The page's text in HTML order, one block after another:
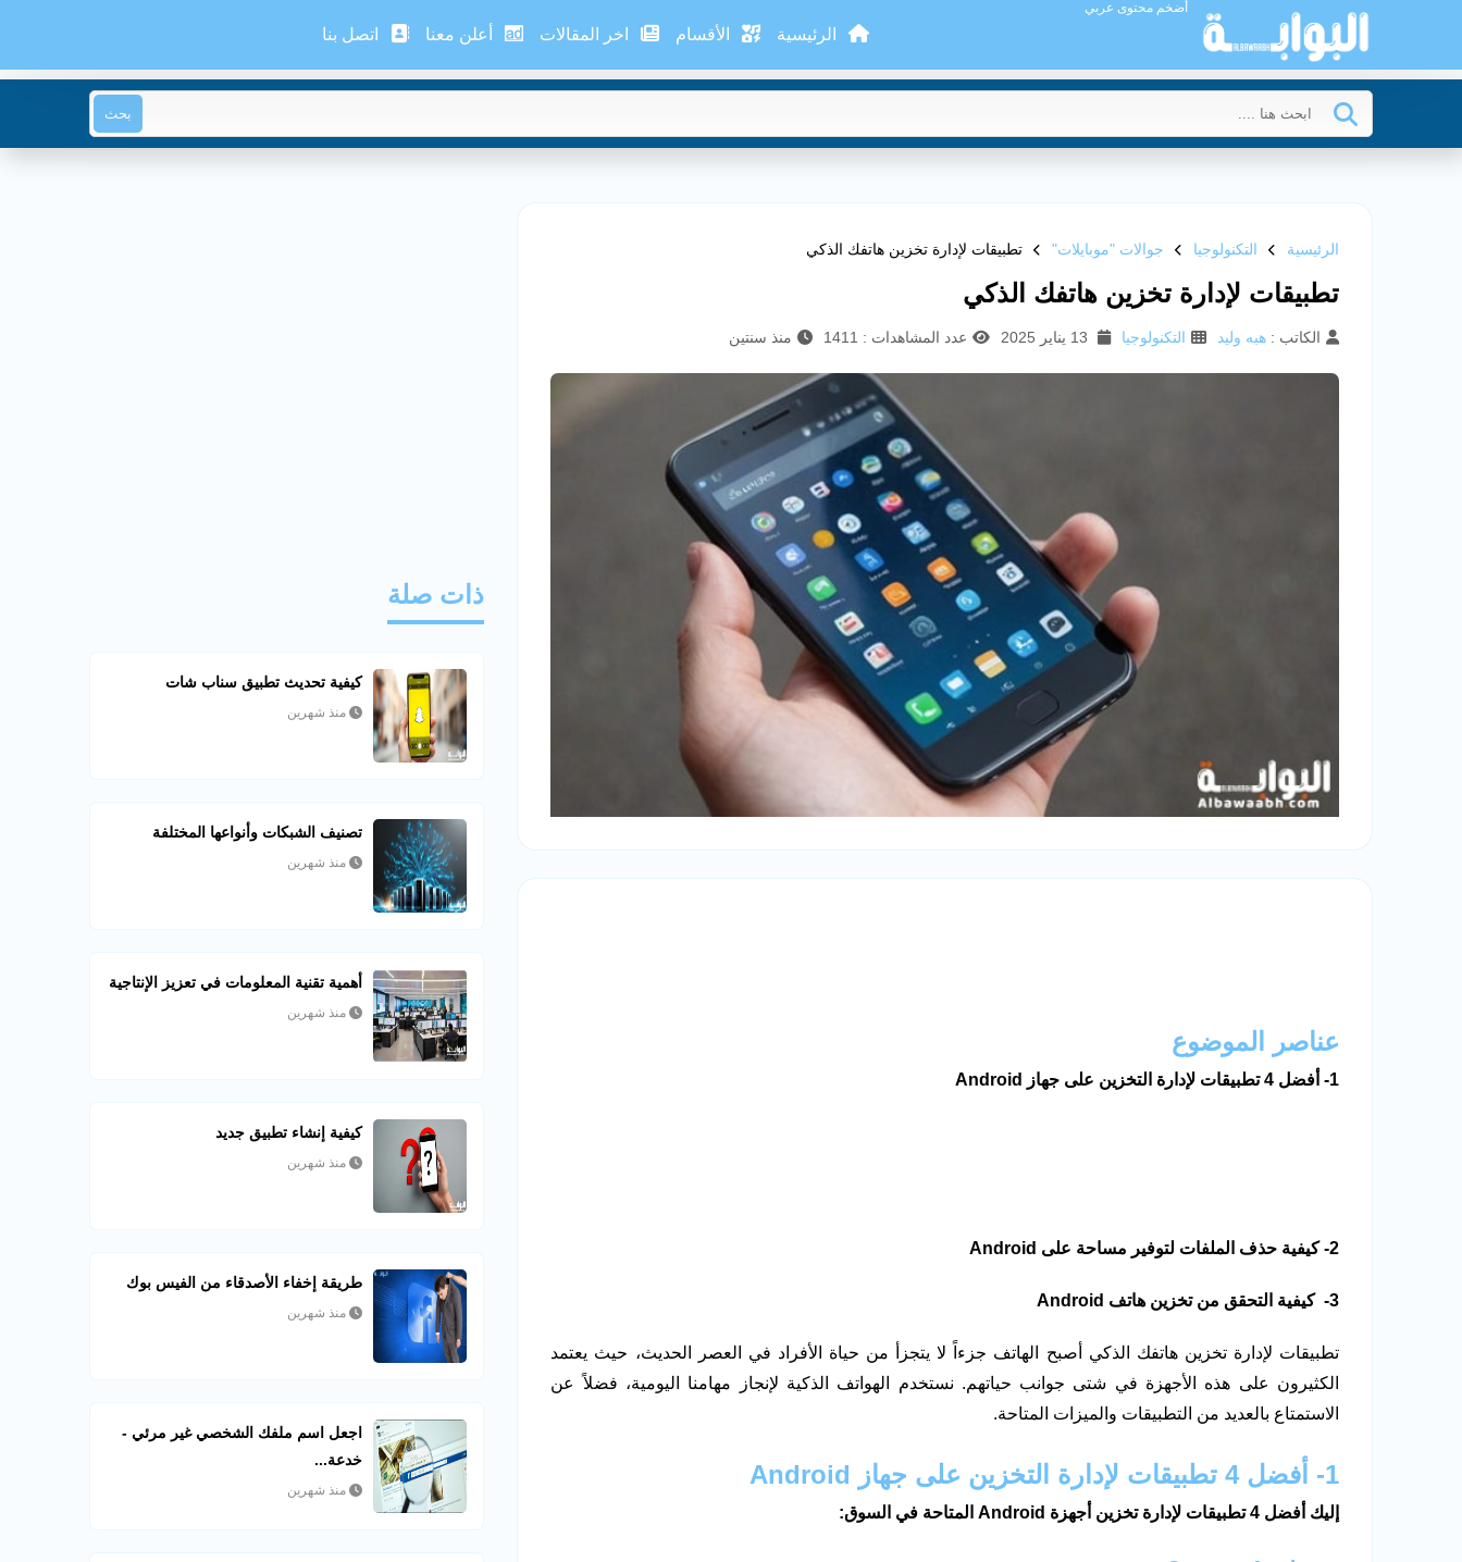
أضخم محتوى عربي
الرئيسية الأقسام اخر المقالات أعلن معنا اتصل بنا
بحث
الرئيسية التكنولوجيا جوالات "موبايلات" تطبيقات لإدارة تخزين هاتفك الذكي
تطبيقات لإدارة تخزين هاتفك الذكي
الكاتب : هبه وليد التكنولوجيا عدد المشاهدات : 1411 منذ سنتين
عناصر الموضوع
1- أفضل 4 تطبيقات لإدارة التخزين على جهاز Android
2- كيفية حذف الملفات لتوفير مساحة على Android
3- كيفية التحقق من تخزين هاتف Android
تطبيقات لإدارة تخزين هاتفك الذكي أصبح الهاتف جزءاً لا يتجزأ من حياة الأفراد في العصر الحديث، حيث يعتمد
الكثيرون على هذه الأجهزة في شتى جوانب حياتهم. نستخدم الهواتف الذكية لإنجاز مهامنا اليومية، فضلاً عن
الاستمتاع بالعديد من التطبيقات والميزات المتاحة.
1- أفضل 4 تطبيقات لإدارة التخزين على جهاز Android
إليك أفضل 4 تطبيقات لإدارة تخزين أجهزة Android المتاحة في السوق:
ذات صلة
كيفية تحديث تطبيق سناب شات
منذ شهرين
تصنيف الشبكات وأنواعها المختلفة
منذ شهرين
أهمية تقنية المعلومات في تعزيز الإنتاجية
منذ شهرين
كيفية إنشاء تطبيق جديد
منذ شهرين
طريقة إخفاء الأصدقاء من الفيس بوك
منذ شهرين
اجعل اسم ملفك الشخصي غير مرئي -
خدعة...
منذ شهرين